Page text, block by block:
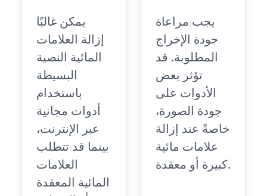
يمكن غالبًا
إزالة العلامات
المائية النصية
البسيطة
باستخدام
أدوات مجانية
عبر الإنترنت،
بينما قد تتطلب
العلامات
المائية المعقدة
يجب مراعاة
جودة الإخراج
المطلوبة. قد
تؤثر بعض
الأدوات على
جودة الصورة،
خاصةً عند إزالة
علامات مائية
كبيرة أو معقدة.